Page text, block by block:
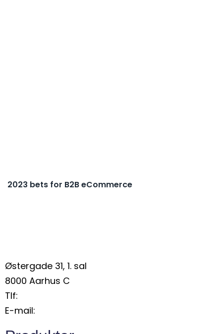
2023 bets for B2B eCommerce
Østergade 31, 1. sal
8000 Aarhus C
Tlf:
E-mail: